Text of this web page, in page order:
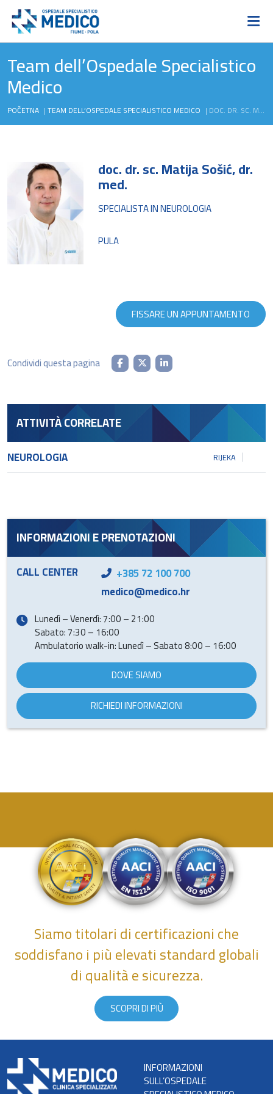
Team dell’Ospedale Specialistico
Medico
POČETNA |TEAM DELL’OSPEDALE SPECIALISTICO MEDICO | DOC. DR. SC. MATIJA SOŠIĆ, DR. MED.
doc. dr. sc. Matija Sošić, dr.
med.
SPECIALISTA IN NEUROLOGIA
PULA
FISSARE UN APPUNTAMENTO
Condividi questa pagina
ATTIVITÀ CORRELATE
NEUROLOGIA RIJEKA
INFORMAZIONI E PRENOTAZIONI
CALL CENTER
+385 72 100 700
medico@medico.hr
Lunedì – Venerdì: 7:00 – 21:00
Sabato: 7:30 – 16:00
Ambulatorio walk-in: Lunedì – Sabato 8:00 – 16:00
DOVE SIAMO
RICHIEDI INFORMAZIONI
Siamo titolari di certificazioni che
soddisfano i più elevati standard globali
di qualità e sicurezza.
SCOPRI DI PIÙ
INFORMAZIONI
SULL’OSPEDALE